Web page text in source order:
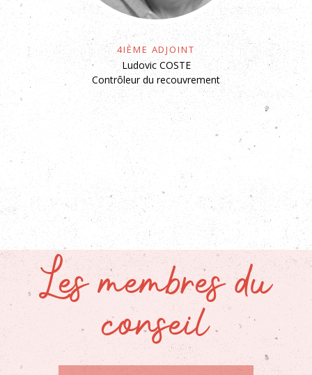
4ième Adjoint
Ludovic COSTE
Contrôleur du recouvrement
Les membres du
conseil